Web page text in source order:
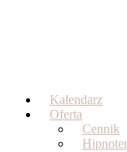
Kalendarz
Oferta
Cennik